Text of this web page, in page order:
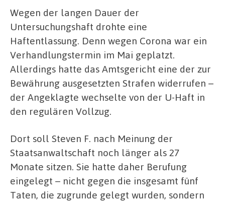
Wegen der langen Dauer der
Untersuchungshaft drohte eine
Haftentlassung. Denn wegen Corona war ein
Verhandlungstermin im Mai geplatzt.
Allerdings hatte das Amtsgericht eine der zur
Bewährung ausgesetzten Strafen widerrufen –
der Angeklagte wechselte von der U-Haft in
den regulären Vollzug.
Dort soll Steven F. nach Meinung der
Staatsanwaltschaft noch länger als 27
Monate sitzen. Sie hatte daher Berufung
eingelegt – nicht gegen die insgesamt fünf
Taten, die zugrunde gelegt wurden, sondern